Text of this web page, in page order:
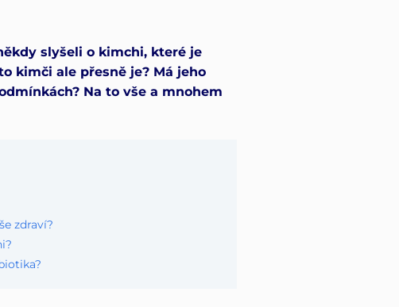
slyšeli o kimchi, které je
kimči ale přesně je? Má jeho
Na to vše a mnohem
zdraví?